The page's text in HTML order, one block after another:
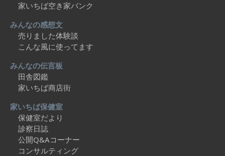
家いちば空き家バンク
みんなの感想文
売りました体験談
こんな風に使ってます
みんなの伝言板
田舎図鑑
家いちば商店街
家いちば保健室
保健室だより
診察日誌
公開Q&Aコーナー
コンサルティング